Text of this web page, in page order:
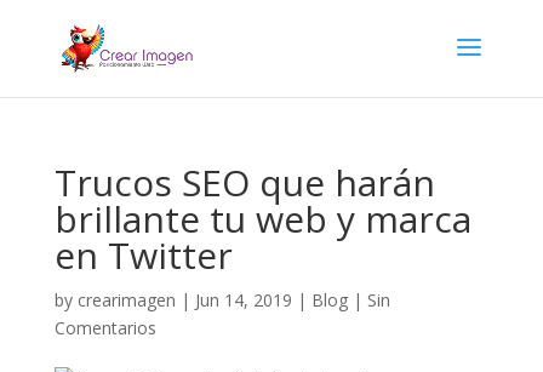
Trucos SEO que harán
brillante tu web y marca
en Twitter
by crearimagen | Jun 14, 2019 | Blog| Sin
Comentarios